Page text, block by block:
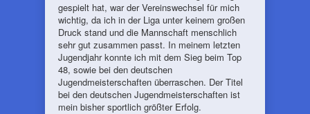
gespielt hat, war der Vereinswechsel für mich
wichtig, da ich in der Liga unter keinem großen
Druck stand und die Mannschaft menschlich
sehr gut zusammen passt. In meinem letzten
Jugendjahr konnte ich mit dem Sieg beim Top
48, sowie bei den deutschen
Jugendmeisterschaften überraschen. Der Titel
bei den deutschen Jugendmeisterschaften ist
mein bisher sportlich größter Erfolg.